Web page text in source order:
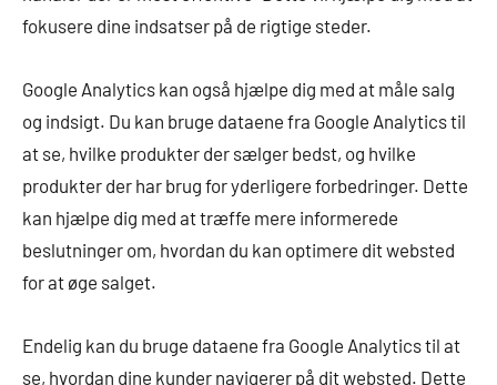
fokusere dine indsatser på de rigtige steder.
Google Analytics kan også hjælpe dig med at måle salg
og indsigt. Du kan bruge dataene fra Google Analytics til
at se, hvilke produkter der sælger bedst, og hvilke
produkter der har brug for yderligere forbedringer. Dette
kan hjælpe dig med at træffe mere informerede
beslutninger om, hvordan du kan optimere dit websted
for at øge salget.
Endelig kan du bruge dataene fra Google Analytics til at
se, hvordan dine kunder navigerer på dit websted. Dette